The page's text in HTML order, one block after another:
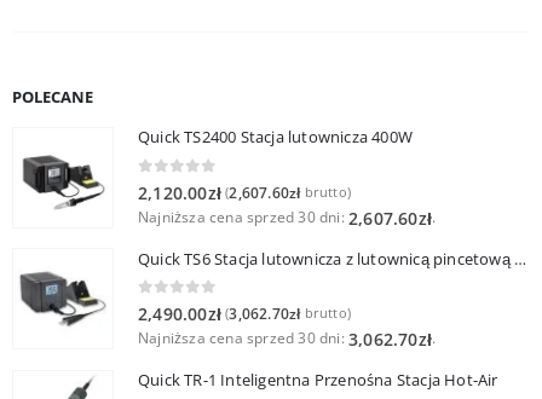
POLECANE
Quick TS2400 Stacja lutownicza 400W
2,120.00zł (2,607.60złbrutto)
Najniższa cena sprzed 30 dni: 2,607.60zł.
Quick TS6 Stacja lutownicza z lutownicą pincetową 60W
0 out of 5
2,490.00zł (3,062.70złbrutto)
Najniższa cena sprzed 30 dni: 3,062.70zł.
Quick TR-1 Inteligentna Przenośna Stacja Hot-Air